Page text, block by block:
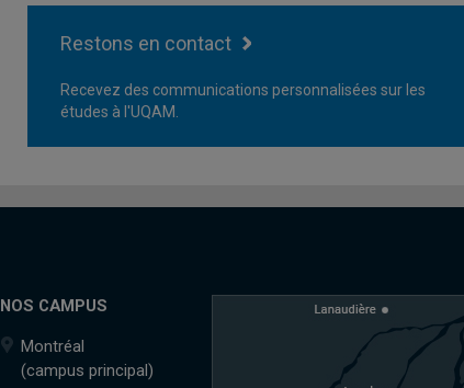
Restons en contact
Recevez des communications personnalisées sur les
études à l'UQAM.
NOS CAMPUS
Montréal
(campus principal)